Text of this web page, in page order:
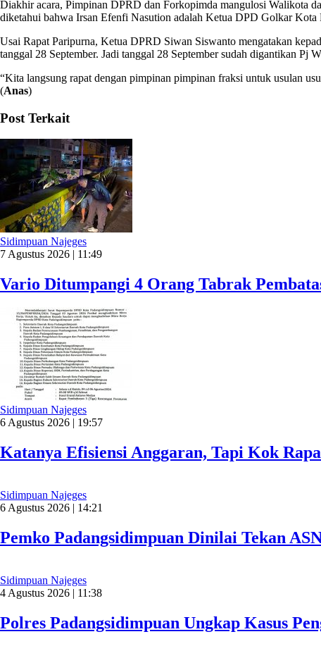
Diakhir acara, Pimpinan DPRD dan Forkopimda mangulosi Walikota
diketahui bahwa Irsan Efenfi Nasution adalah Ketua DPD Golkar Kota
Usai Rapat Paripurna, Ketua DPRD Siwan Siswanto mengatakan
tanggal 28 September. Jadi tanggal 28 September sudah digantikan Pj
“Kita langsung rapat dengan pimpinan pimpinan fraksi untuk usulan
(Anas)
Post Terkait
Sidimpuan Najeges
7 Agustus 2026 | 11:49
Vario Ditumpangi 4 Orang Tabrak
Sidimpuan Najeges
6 Agustus 2026 | 19:57
Katanya Efisiensi Anggaran, Tapi Kok
Sidimpuan Najeges
6 Agustus 2026 | 14:21
Pemko Padangsidimpuan Dinilai Tekan
Sidimpuan Najeges
4 Agustus 2026 | 11:38
Polres Padangsidimpuan Ungkap Kasus